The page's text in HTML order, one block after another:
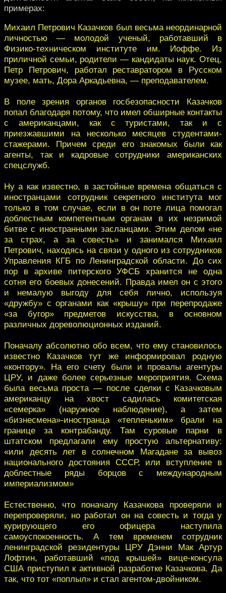
примерах:
Михаил Петрович Казачков был весьма неординарной
личностью — молодой ученый, работавший в
Физико-техническом институте им. Иоффе. Из
приличной семьи, родители — кандидаты наук. Отец,
Петр Петрович, работал реставратором в Русском
музее, мать, Дора Аркадьевна, — преподавателем.
В поле зрения органов госбезопасности Казачков
попал благодаря потому, что имел обширные контакты
с американцами, как с туристами, так и с
приезжавшими на несколько месяцев студентами-
стажерами. Причем среди его знакомых были как
агенты, так и кадровые сотрудники американских
спецслужб.
Ну а как известно, в застойные времена общаться с
иностранцами сотрудник секретного института мог
только в том случае, если в он поте лица помогал
доблестным компетентным органам в их незримой
битве с иностранными засланцами. Этим делом «не
за страх, а за совесть» и занимался Михаил
Петрович, находясь на связи у одного из сотрудников
Управления КГБ по Ленинградской области. До сих
пор в архиве питерского УФСБ хранится не одна
сотня его боевых донесений. Правда имел он с этого
и немалую выгоду для себя лично, используя
«дружбу» с органами как «крышу» при перепродаже
«за бугор» предметов искусства, в основном
различных дореволюционных изданий.
Поначалу абсолютно обо всем, что ему становилось
известно Казачков тут же информировал родную
«контору». На его счету были и провалы агентуры
ЦРУ, и даже более серьезные мероприятия. Схема
была весьма проста — после сделки с Казачковым
американцу на хвост садилась комитетская
«семерка» (наружное наблюдение), а затем
«бизнесмена»-иностранца «тепленьким» брали на
границе за контрабанду. Там суровые парни в
штатском предлагали ему простую альтернативу:
«или десять лет в солнечном Магадане за вывоз
национального достояния СССР, или вступление в
доблестные ряды борцов с международным
империализмом»
Естественно, что поначалу Казачкова проверяли и
перепроверяли, но работал он на совесть и тогда у
курирующего его офицера наступила
самоуспокоенность. А тем временем сотрудник
ленинградской резидентуры ЦРУ Дэнни Мак Артур
Лофтин, работавший «под крышей» вице-консула
США приступил к активной разработке Казачкова. Да
так, что тот «поплыл» и стал агентом-двойником.